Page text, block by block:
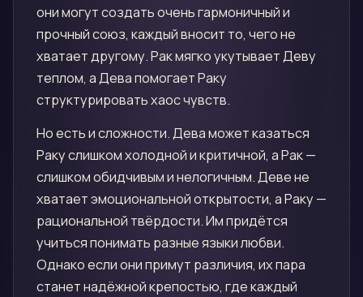
они могут создать очень гармоничный и
прочный союз, каждый вносит то, чего не
хватает другому. Рак мягко укутывает Деву
теплом, а Дева помогает Раку
структурировать хаос чувств.
Но есть и сложности. Дева может казаться
Раку слишком холодной и критичной, а Рак —
слишком обидчивым и нелогичным. Деве не
хватает эмоциональной открытости, а Раку —
рациональной твёрдости. Им придётся
учиться понимать разные языки любви.
Однако если они примут различия, их пара
станет надёжной крепостью, где каждый